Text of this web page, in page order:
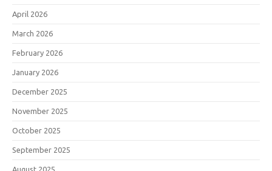
April 2026
March 2026
February 2026
January 2026
December 2025
November 2025
October 2025
September 2025
August 2025